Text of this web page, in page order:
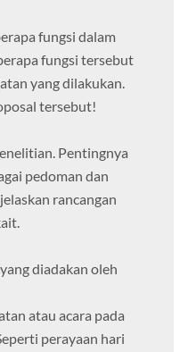
fungsi dalam
fungsi tersebut
yang dilakukan.
tersebut!
Pentingnya
pedoman dan
rancangan
diadakan oleh
atau acara pada
perayaan hari